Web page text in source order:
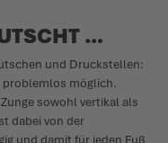
…
und Druckstellen:
problemlos möglich.
sowohl vertikal als
dabei von der
und damit für jeden Fuß